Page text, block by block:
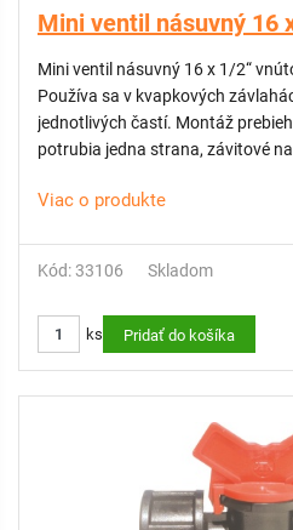
Mini ventil násuvný 16
Mini ventil násuvný 16 x 1/2“
Používa sa v kvapkových
jednotlivých častí. Montáž
Viac o produkte
Kód: 33106 Skladom
ks Pridať do košíka